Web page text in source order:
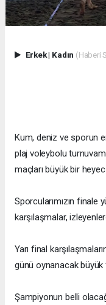
Erkek| Kadın (Haberi
Kum, deniz ve sporun
plaj voleybolu
maçları büyük bir
Sporcularımızın finale
karşılaşmalar,
Yarı final
günü oynanacak büyük
Şampiyonun belli